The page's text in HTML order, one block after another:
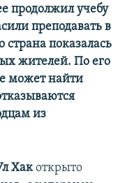
продолжил учебу
преподавать в
показалась
жителей. По его
может найти
из
Хакоткрыто